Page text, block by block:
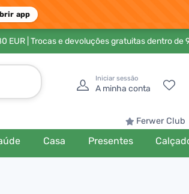
app
EUR| Trocas e devoluções gratuitas dentro de
Iniciar sessão
A minha conta
Ferwer Club
Casa Presentes